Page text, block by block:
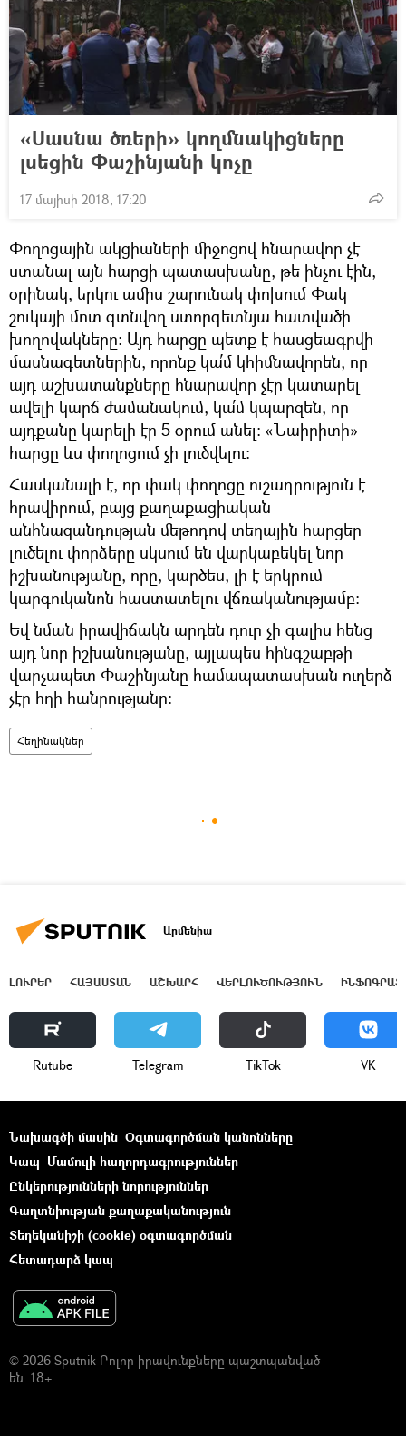
«Սասնա ծռերի» կողմնակիցները
լսեցին Փաշինյանի կոչը
17 մայիսի 2018, 17:20
Փողոցային ակցիաների միջոցով հնարավոր չէ
ստանալ այն հարցի պատասխանը, թե ինչու էին,
օրինակ, երկու ամիս շարունակ փոխում Փակ
շուկայի մոտ գտնվող ստորգետնյա հատվածի
խողովակները։ Այդ հարցը պետք է հասցեագրվի
մասնագետներին, որոնք կա՛մ կհիմնավորեն, որ
այդ աշխատանքները հնարավոր չէր կատարել
ավելի կարճ ժամանակում, կա՛մ կպարզեն, որ
այդքանը կարելի էր 5 օրում անել։ «Նաիրիտի»
հարցը ևս փողոցում չի լուծվելու։
Հասկանալի է, որ փակ փողոցը ուշադրություն է
հրավիրում, բայց քաղաքացիական
անհնազանդության մեթոդով տեղային հարցեր
լուծելու փորձերը սկսում են վարկաբեկել նոր
իշխանությանը, որը, կարծես, լի է երկրում
կարգուկանոն հաստատելու վճռականությամբ։
Եվ նման իրավիճակն արդեն դուր չի գալիս հենց
այդ նոր իշխանությանը, այլապես հինգշաբթի
վարչապետ Փաշինյանը համապատասխան ուղերձ
չէր հղի հանրությանը։
Հեղինակներ
Արմենիա
ԼՈՒՐԵՐ ՀԱՅԱՍՏԱՆ ԱՇԽԱՐՀ ՎԵՐԼՈՒԾՈՒԹՅՈՒՆ
Rutube Telegram ТikТоk VK
Նախագծի մասին Օգտագործման կանոնները
Կապ Մամուլի հաղորդագրություններ
Ընկերությունների նորություններ
Գաղտնիության քաղաքականություն
Տեղեկանիշի (cookie) օգտագործման
Հետադարձ կապ
© 2026 Sputnik Բոլոր իրավունքները պաշտպանված
են. 18+